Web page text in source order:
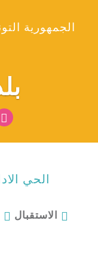
الجمهورية
الحي
الاستقبال